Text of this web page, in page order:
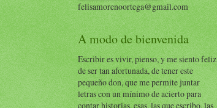
felisamorenoortega@gmail.com
A modo de bienvenida
Escribir es vivir, pienso, y me siento feliz
de ser tan afortunada, de tener este
pequeño don, que me permite juntar
letras con un mínimo de acierto para
contar historias, esas, las que escribo, las